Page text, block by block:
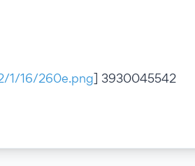
1/16/260e.png] 3930045542